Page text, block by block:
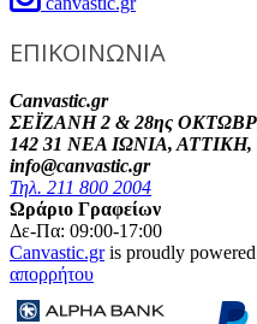
ΕΠΙΚΟΙΝΩΝΙΑ
Canvastic.gr
ΣΕΪΖΑΝΗ 2 & 28ης
142 31 ΝΕΑ ΙΩΝΙΑ,
info@canvastic.gr
Τηλ. 211 800 2004
Ωράριο Γραφείων
Δε-Πα: 09:00-17:00
Canvastic.gris proudly
απορρήτου